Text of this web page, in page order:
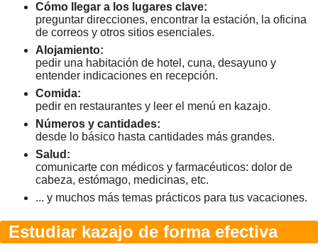
Cómo llegar a los lugares clave:
preguntar direcciones, encontrar la estación, la oficina
de correos y otros sitios esenciales.
Alojamiento:
pedir una habitación de hotel, cuna, desayuno y
entender indicaciones en recepción.
Comida:
pedir en restaurantes y leer el menú en kazajo.
Números y cantidades:
desde lo básico hasta cantidades más grandes.
Salud:
comunicarte con médicos y farmacéuticos: dolor de
cabeza, estómago, medicinas, etc.
... y muchos más temas prácticos para tus vacaciones.
Estudiar kazajo de forma efectiva